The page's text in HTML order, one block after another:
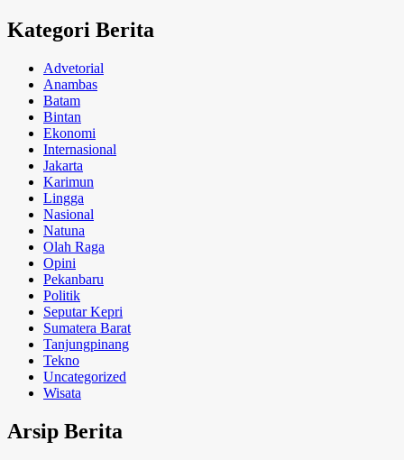
Kategori Berita
Advetorial
Anambas
Batam
Bintan
Ekonomi
Internasional
Jakarta
Karimun
Lingga
Nasional
Natuna
Olah Raga
Opini
Pekanbaru
Politik
Seputar Kepri
Sumatera Barat
Tanjungpinang
Tekno
Uncategorized
Wisata
Arsip Berita